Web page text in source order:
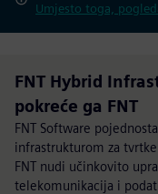
Umjesto toga,
FNT Hybrid
pokreće ga FNT
FNT Software
infrastrukturom za
FNT nudi učinkovito
telekomunikacija i